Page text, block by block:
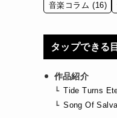
音楽コラム (16)
タップできる
作品紹介
Tide Turns
Song Of